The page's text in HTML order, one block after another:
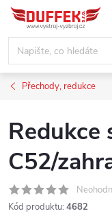
Přejít
obsah
Přechody, redukce
Redukce
C52/
Kód produktu: 4682